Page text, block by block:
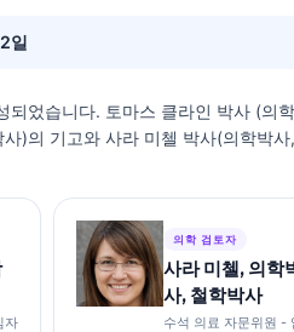
일
되었습니다. 토마스 클라인 박사 (의
)의 기고와 사라 미첼 박사(의학박
자
의학 검토자
사라 미첼, 의학
사, 철학박사
수석 의료 자문위원 -